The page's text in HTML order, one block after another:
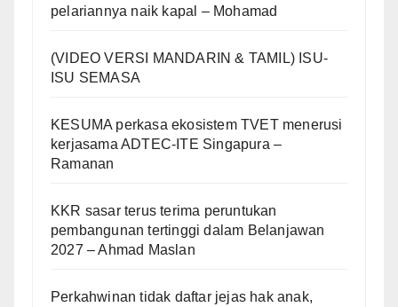
pelariannya naik kapal – Mohamad
(VIDEO VERSI MANDARIN & TAMIL) ISU-
ISU SEMASA
KESUMA perkasa ekosistem TVET menerusi
kerjasama ADTEC-ITE Singapura –
Ramanan
KKR sasar terus terima peruntukan
pembangunan tertinggi dalam Belanjawan
2027 – Ahmad Maslan
Perkahwinan tidak daftar jejas hak anak,